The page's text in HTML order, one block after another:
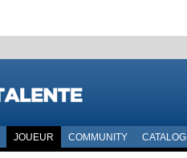
JOUEUR COMMUNITY CATALOG